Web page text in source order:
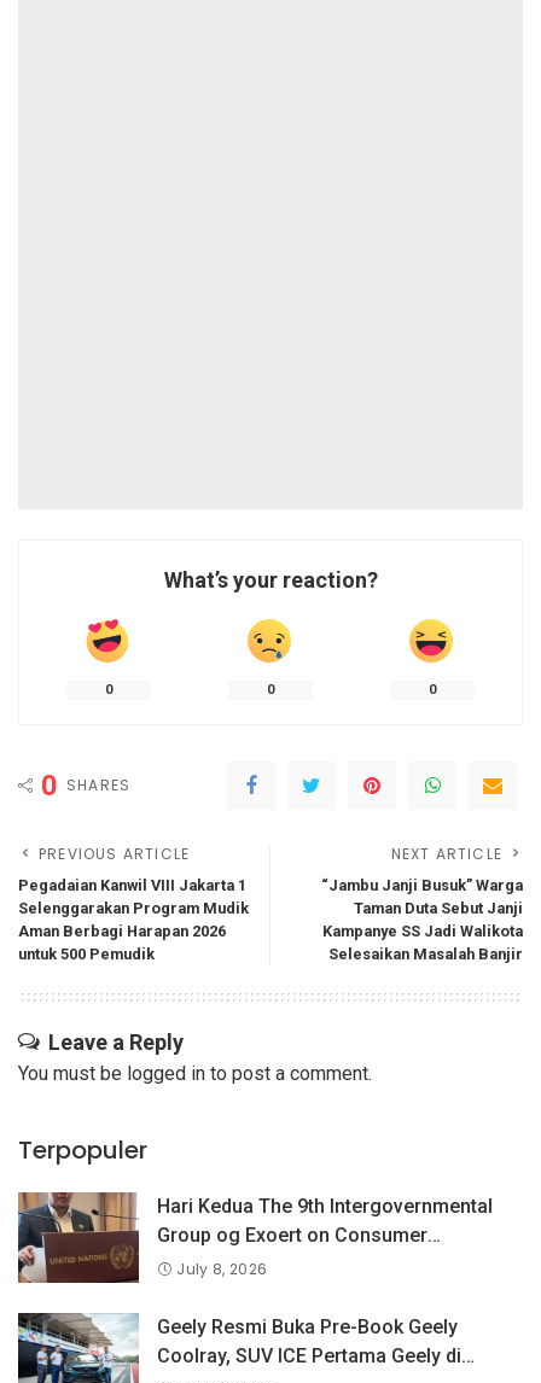
What’s your reaction?
0 0 0
0 SHARES
PREVIOUS ARTICLE
Pegadaian Kanwil VIII Jakarta 1
Selenggarakan Program Mudik
Aman Berbagi Harapan 2026
untuk 500 Pemudik
NEXT ARTICLE
“Jambu Janji Busuk” Warga
Taman Duta Sebut Janji
Kampanye SS Jadi Walikota
Selesaikan Masalah Banjir
Leave a Reply
You must be logged in to post a comment.
Terpopuler
Hari Kedua The 9th Intergovernmental
Group og Exoert on Consumer
Protection Law and Policy, BPKN RI
tentang Keselamatan Produk dan
Perlindungan Konsumen Digital
July 8, 2026
Geely Resmi Buka Pre-Book Geely
Coolray, SUV ICE Pertama Geely di